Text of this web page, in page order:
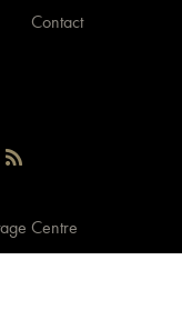
Contact
Centre